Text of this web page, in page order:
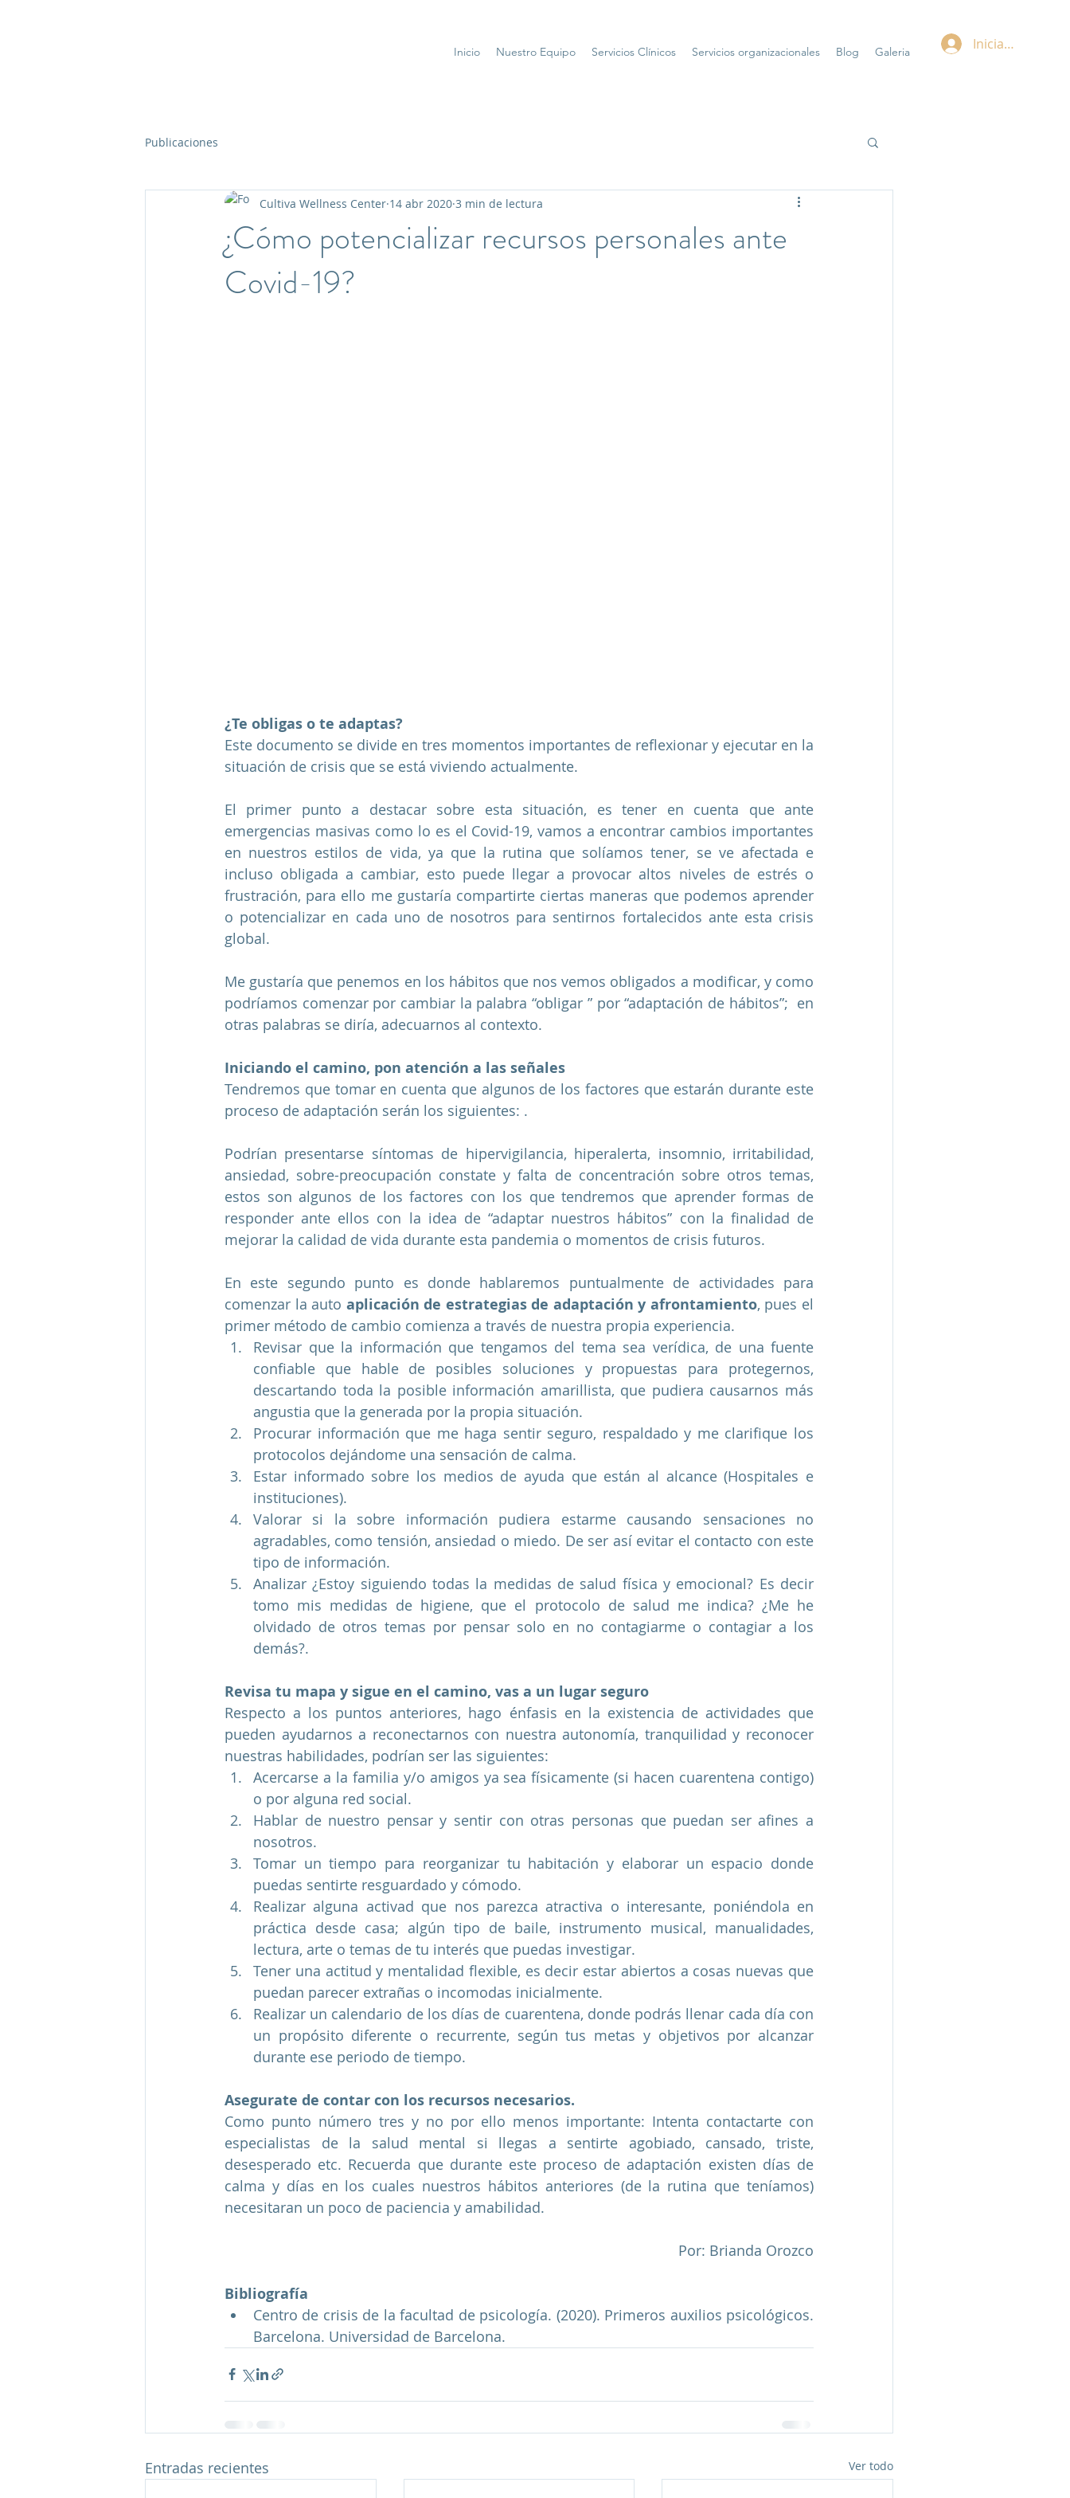
Inicio Nuestro Equipo Servicios Clínicos Servicios organizacionales Blog Galeria Iniciar sesión
Publicaciones
¿Cómo potencializar recursos personales ante
Covid-19?
Cultiva Wellness Center 14 abr 2020 3 min de lectura
¿Te obligas o te adaptas?
Este documento se divide en tres momentos importantes de reflexionar y ejecutar en la
situación de crisis que se está viviendo actualmente.
El primer punto a destacar sobre esta situación, es tener en cuenta que ante
emergencias masivas como lo es el Covid-19, vamos a encontrar cambios importantes
en nuestros estilos de vida, ya que la rutina que solíamos tener, se ve afectada e
incluso obligada a cambiar, esto puede llegar a provocar altos niveles de estrés o
frustración, para ello me gustaría compartirte ciertas maneras que podemos aprender
o potencializar en cada uno de nosotros para sentirnos fortalecidos ante esta crisis
global.
Me gustaría que penemos en los hábitos que nos vemos obligados a modificar, y como
podríamos comenzar por cambiar la palabra “obligar ” por “adaptación de hábitos”;  en
otras palabras se diría, adecuarnos al contexto.
Iniciando el camino, pon atención a las señales
Tendremos que tomar en cuenta que algunos de los factores que estarán durante este
proceso de adaptación serán los siguientes: .
Podrían presentarse síntomas de hipervigilancia, hiperalerta, insomnio, irritabilidad,
ansiedad, sobre-preocupación constate y falta de concentración sobre otros temas,
estos son algunos de los factores con los que tendremos que aprender formas de
responder ante ellos con la idea de “adaptar nuestros hábitos” con la finalidad de
mejorar la calidad de vida durante esta pandemia o momentos de crisis futuros.
En este segundo punto es donde hablaremos puntualmente de actividades para
comenzar la auto aplicación de estrategias de adaptación y afrontamiento, pues el
primer método de cambio comienza a través de nuestra propia experiencia.
Revisar que la información que tengamos del tema sea verídica, de una fuente
confiable que hable de posibles soluciones y propuestas para protegernos,
descartando toda la posible información amarillista, que pudiera causarnos más
angustia que la generada por la propia situación.
Procurar información que me haga sentir seguro, respaldado y me clarifique los
protocolos dejándome una sensación de calma.
Estar informado sobre los medios de ayuda que están al alcance (Hospitales e
instituciones).
Valorar si la sobre información pudiera estarme causando sensaciones no
agradables, como tensión, ansiedad o miedo. De ser así evitar el contacto con este
tipo de información.
Analizar ¿Estoy siguiendo todas la medidas de salud física y emocional? Es decir
tomo mis medidas de higiene, que el protocolo de salud me indica? ¿Me he
olvidado de otros temas por pensar solo en no contagiarme o contagiar a los
demás?.
Revisa tu mapa y sigue en el camino, vas a un lugar seguro
Respecto a los puntos anteriores, hago énfasis en la existencia de actividades que
pueden ayudarnos a reconectarnos con nuestra autonomía, tranquilidad y reconocer
nuestras habilidades, podrían ser las siguientes:
Acercarse a la familia y/o amigos ya sea físicamente (si hacen cuarentena contigo)
o por alguna red social.
Hablar de nuestro pensar y sentir con otras personas que puedan ser afines a
nosotros.
Tomar un tiempo para reorganizar tu habitación y elaborar un espacio donde
puedas sentirte resguardado y cómodo.
Realizar alguna activad que nos parezca atractiva o interesante, poniéndola en
práctica desde casa; algún tipo de baile, instrumento musical, manualidades,
lectura, arte o temas de tu interés que puedas investigar.
Tener una actitud y mentalidad flexible, es decir estar abiertos a cosas nuevas que
puedan parecer extrañas o incomodas inicialmente.
Realizar un calendario de los días de cuarentena, donde podrás llenar cada día con
un propósito diferente o recurrente, según tus metas y objetivos por alcanzar
durante ese periodo de tiempo.
Asegurate de contar con los recursos necesarios.
Como punto número tres y no por ello menos importante: Intenta contactarte con
especialistas de la salud mental si llegas a sentirte agobiado, cansado, triste,
desesperado etc. Recuerda que durante este proceso de adaptación existen días de
calma y días en los cuales nuestros hábitos anteriores (de la rutina que teníamos)
necesitaran un poco de paciencia y amabilidad.
Por: Brianda Orozco
Bibliografía
Centro de crisis de la facultad de psicología. (2020). Primeros auxilios psicológicos.
Barcelona. Universidad de Barcelona.
Entradas recientes Ver todo